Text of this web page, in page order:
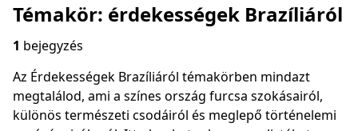
Témakör: érdekességek Brazíliáról
1 bejegyzés
Az Érdekességek Brazíliáról témakörben mindazt
megtalálod, ami a színes ország furcsa szokásairól,
különös természeti csodáiról és meglepő történelemi